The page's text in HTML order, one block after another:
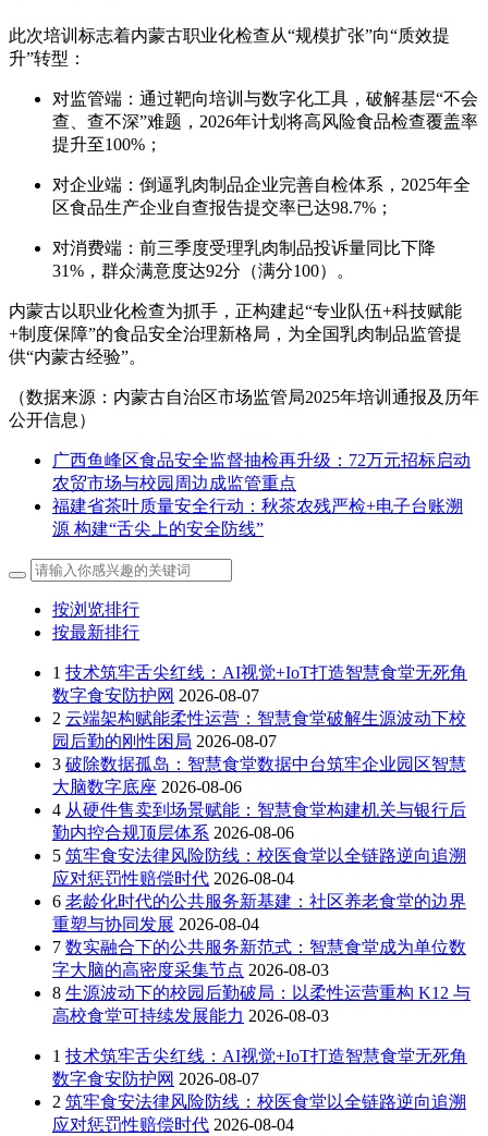
此次培训标志着内蒙古职业化检查从“规模扩张”向“质效提
升”转型：
对监管端：通过靶向培训与数字化工具，破解基层“不会
查、查不深”难题，2026年计划将高风险食品检查覆盖率
提升至100%；
对企业端：倒逼乳肉制品企业完善自检体系，2025年全
区食品生产企业自查报告提交率已达98.7%；
对消费端：前三季度受理乳肉制品投诉量同比下降
31%，群众满意度达92分（满分100）。
内蒙古以职业化检查为抓手，正构建起“专业队伍+科技赋能
+制度保障”的食品安全治理新格局，为全国乳肉制品监管提
供“内蒙古经验”。
（数据来源：内蒙古自治区市场监管局2025年培训通报及历年
公开信息）
广西鱼峰区食品安全监督抽检再升级：72万元招标启动
农贸市场与校园周边成监管重点
福建省茶叶质量安全行动：秋茶农残严检+电子台账溯
源 构建“舌尖上的安全防线”
按浏览排行
按最新排行
1 技术筑牢舌尖红线：AI视觉+IoT打造智慧食堂无死角
数字食安防护网 2026-08-07
2 云端架构赋能柔性运营：智慧食堂破解生源波动下校
园后勤的刚性困局 2026-08-07
3 破除数据孤岛：智慧食堂数据中台筑牢企业园区智慧
大脑数字底座 2026-08-06
4 从硬件售卖到场景赋能：智慧食堂构建机关与银行后
勤内控合规顶层体系 2026-08-06
5 筑牢食安法律风险防线：校医食堂以全链路逆向追溯
应对惩罚性赔偿时代 2026-08-04
6 老龄化时代的公共服务新基建：社区养老食堂的边界
重塑与协同发展 2026-08-04
7 数实融合下的公共服务新范式：智慧食堂成为单位数
字大脑的高密度采集节点 2026-08-03
8 生源波动下的校园后勤破局：以柔性运营重构 K12 与
高校食堂可持续发展能力 2026-08-03
1 技术筑牢舌尖红线：AI视觉+IoT打造智慧食堂无死角
数字食安防护网 2026-08-07
2 筑牢食安法律风险防线：校医食堂以全链路逆向追溯
应对惩罚性赔偿时代 2026-08-04